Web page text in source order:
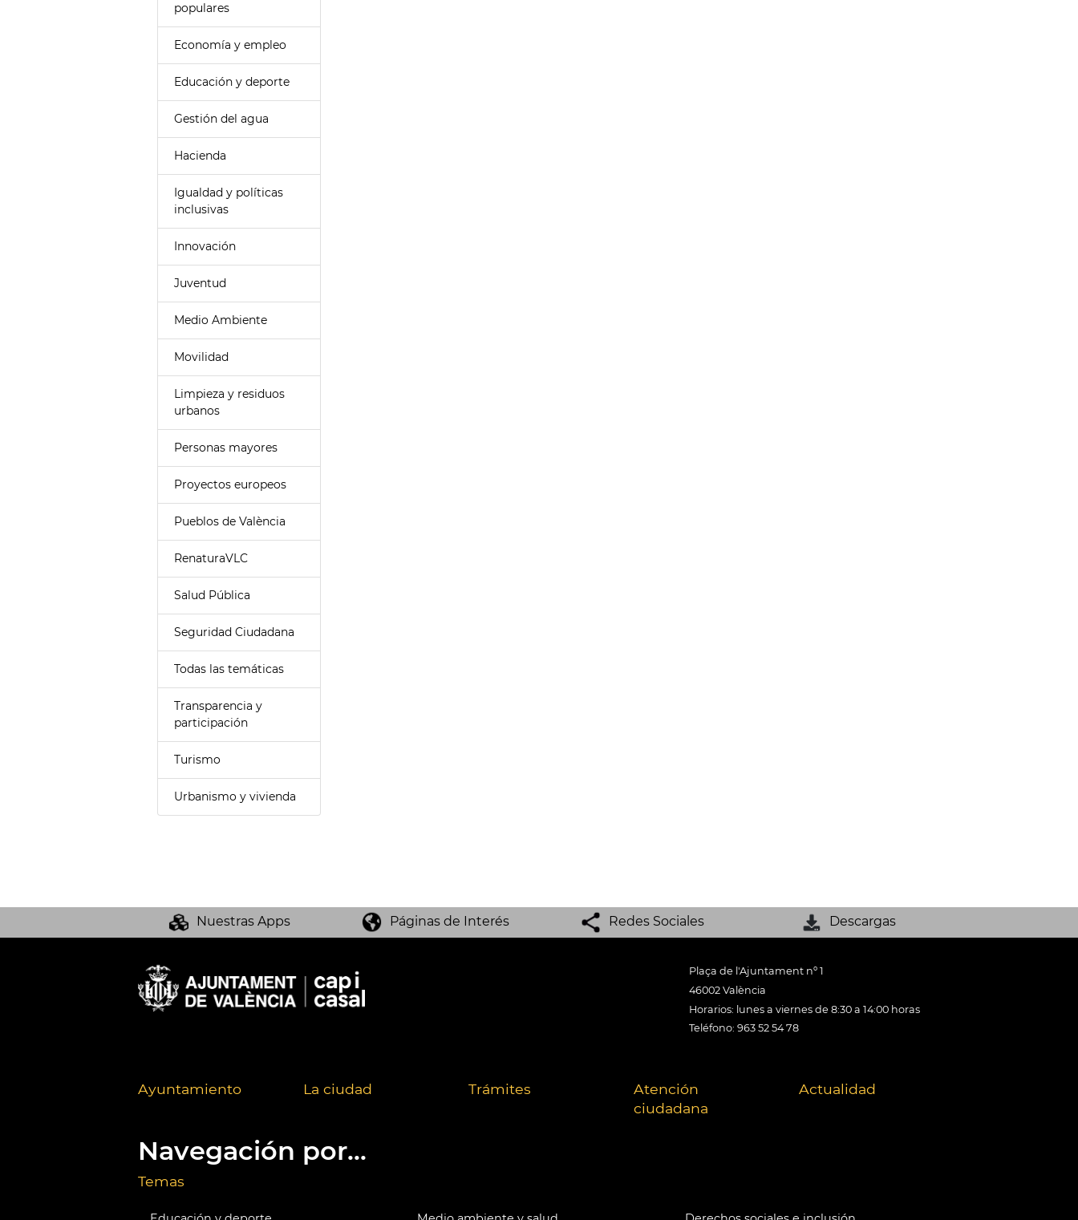
populares
Economía y empleo
Educación y deporte
Gestión del agua
Hacienda
Igualdad y políticas
inclusivas
Innovación
Juventud
Medio Ambiente
Movilidad
Limpieza y residuos
urbanos
Personas mayores
Proyectos europeos
Pueblos de València
RenaturaVLC
Salud Pública
Seguridad Ciudadana
Todas las temáticas
Transparencia y
participación
Turismo
Urbanismo y vivienda
Nuestras Apps Páginas de Interés Redes Sociales Descargas
Plaça de l'Ajuntament nº 1
46002 València
Horarios: lunes a viernes de 8:30 a 14:00 horas
Teléfono: 963 52 54 78
Ayuntamiento La ciudad Trámites
Atención
ciudadana
Actualidad
Navegación por...
Temas